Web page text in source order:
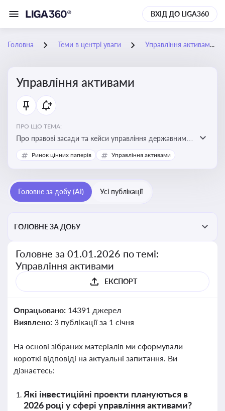
ВХІД ДО LIGA360
Головна Теми в центрі уваги Управління активами
Управління активами
ПРО ЩО ТЕМА:
Про правові засади та кейси управління державними,
комунальними та корпоративними активами, для
юристів і керівників, які відповідають за збереження
Ринок цінних паперів Управління активами
Головне за добу (AI) Усі публікації
ГОЛОВНЕ ЗА ДОБУ
Головне за 01.01.2026 по темі:
Управління активами
ЕКСПОРТ
Опрацьовано: 14391 джерел
Виявлено: 3 публікації за 1 січня
На основі зібраних матеріалів ми сформували
короткі відповіді на актуальні запитання. Ви
дізнаєтесь:
Які інвестиційні проекти плануються в
2026 році у сфері управління активами?